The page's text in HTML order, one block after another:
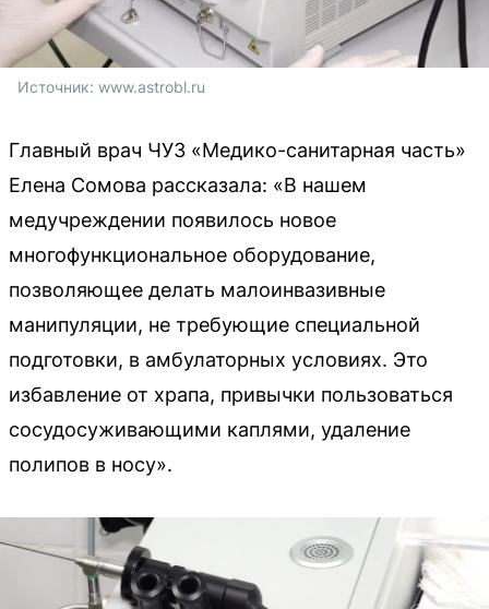
Источник: www.astrobl.ru
Главный врач ЧУЗ «Медико-санитарная часть»
Елена Сомова рассказала: «В нашем
медучреждении появилось новое
многофункциональное оборудование,
позволяющее делать малоинвазивные
манипуляции, не требующие специальной
подготовки, в амбулаторных условиях. Это
избавление от храпа, привычки пользоваться
сосудосуживающими каплями, удаление
полипов в носу».